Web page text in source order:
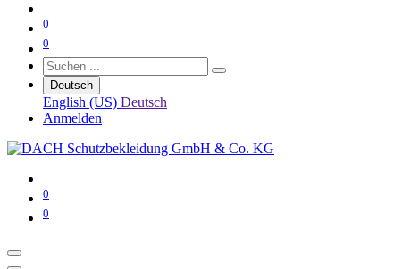
0
0
Deutsch
English (US) Deutsch
Anmelden
0
0